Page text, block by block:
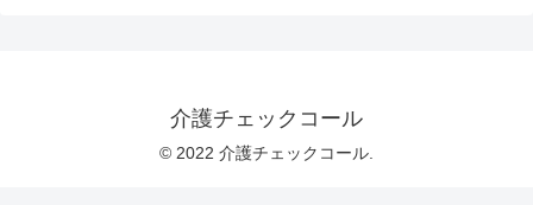
介護チェックコール
© 2022 介護チェックコール.